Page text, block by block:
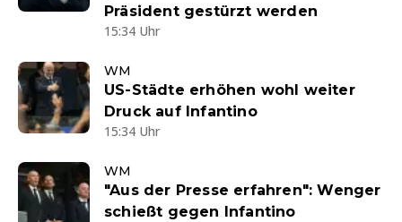
Präsident gestürzt werden
15:34 Uhr
WM
US-Städte erhöhen wohl weiter
Druck auf Infantino
15:34 Uhr
WM
"Aus der Presse erfahren": Wenger
schießt gegen Infantino